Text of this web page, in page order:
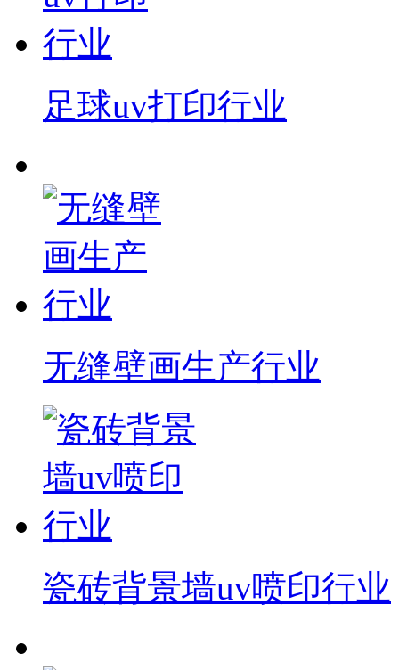
足球uv打印行业
无缝壁画生产行业
瓷砖背景墙uv喷印行业